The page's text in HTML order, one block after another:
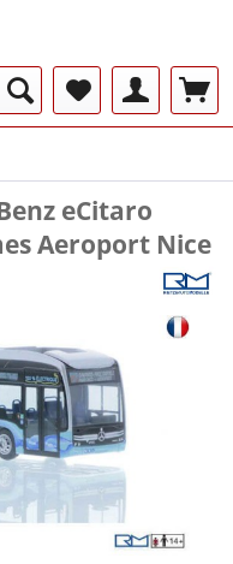
eCitaro
Aeroport Nice